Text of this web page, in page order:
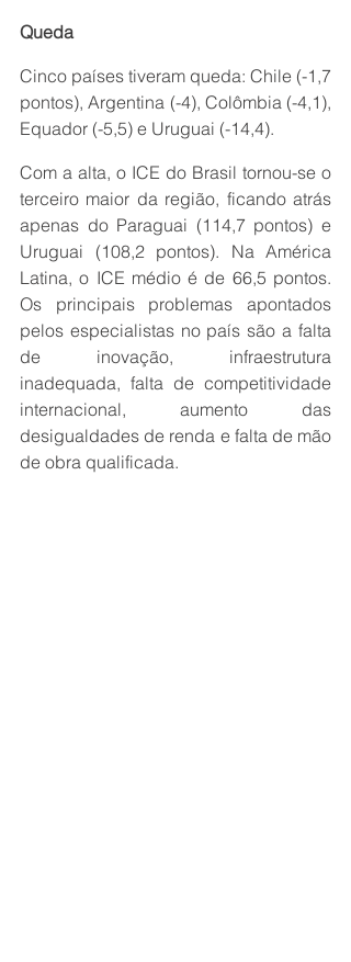
Queda
Cinco países tiveram queda: Chile (-1,7
pontos), Argentina (-4), Colômbia (-4,1),
Equador (-5,5) e Uruguai (-14,4).
Com a alta, o ICE do Brasil tornou-se o
terceiro maior da região, ficando atrás
apenas do Paraguai (114,7 pontos) e
Uruguai (108,2 pontos). Na América
Latina, o ICE médio é de 66,5 pontos.
Os principais problemas apontados
pelos especialistas no país são a falta
de inovação, infraestrutura
inadequada, falta de competitividade
internacional, aumento das
desigualdades de renda e falta de mão
de obra qualificada.